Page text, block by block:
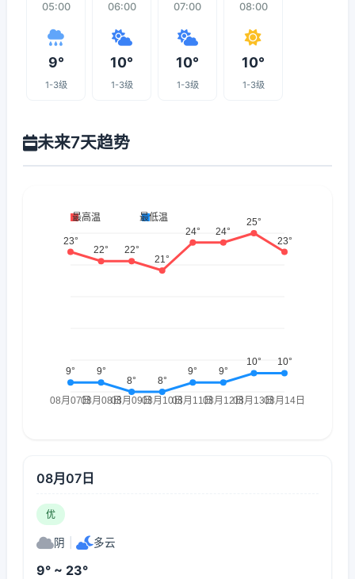
05:00
9°
1-3级
06:00
10°
1-3级
07:00
10°
1-3级
08:00
10°
1-3级
未来7天趋势
08月07日
优
阴 多云
9° ~ 23°